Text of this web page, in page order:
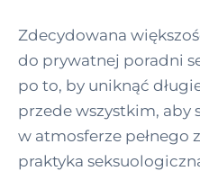
Zdecydowana
do prywatnej poradni
po to, by uniknąć
przede wszystkim, aby
w atmosferze pełnego
praktyka